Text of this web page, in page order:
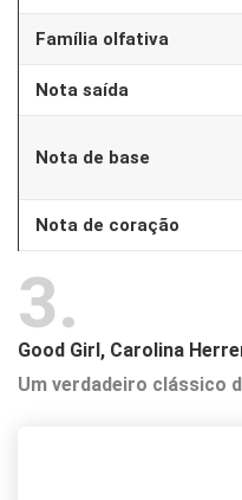
Família olfativa
Nota saída
Nota de base
Nota de coração
3
Good Girl, Carolina
Um verdadeiro clássico